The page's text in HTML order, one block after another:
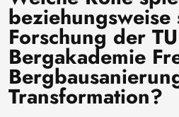
Forschung der TU
Bergakademie
Transformation?